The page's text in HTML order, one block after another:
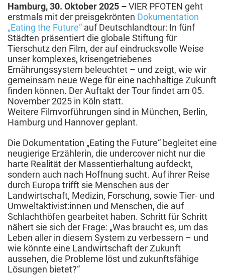
Hamburg, 30. Oktober 2025 –VIER PFOTEN geht
erstmals mit der preisgekrönten Dokumentation
„Eating the Future“ auf Deutschlandtour: In fünf
Städten präsentiert die globale Stiftung für
Tierschutz den Film, der auf eindrucksvolle Weise
unser komplexes, krisengetriebenes
Ernährungssystem beleuchtet – und zeigt, wie wir
gemeinsam neue Wege für eine nachhaltige Zukunft
finden können. Der Auftakt der Tour findet am 05.
November 2025 in Köln statt.
Weitere Filmvorführungen sind in München, Berlin,
Hamburg und Hannover geplant.
Die Dokumentation „Eating the Future“ begleitet eine
neugierige Erzählerin, die undercover nicht nur die
harte Realität der Massentierhaltung aufdeckt,
sondern auch nach Hoffnung sucht. Auf ihrer Reise
durch Europa trifft sie Menschen aus der
Landwirtschaft, Medizin, Forschung, sowie Tier- und
Umweltaktivist:innen und Menschen, die auf
Schlachthöfen gearbeitet haben. Schritt für Schritt
nähert sie sich der Frage: „Was braucht es, um das
Leben aller in diesem System zu verbessern – und
wie könnte eine Landwirtschaft der Zukunft
aussehen, die Probleme löst und zukunftsfähige
Lösungen bietet?“